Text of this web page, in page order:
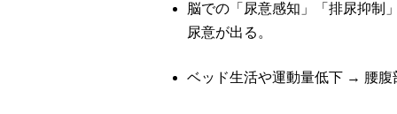
脳での「尿意感知」「排尿抑制
尿意が出る。
ベッド生活や運動量低下 → 腰腹